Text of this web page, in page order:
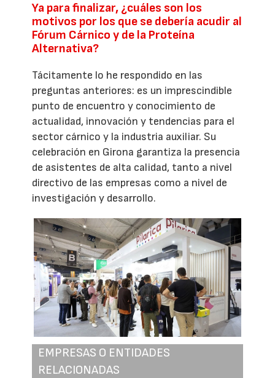
Ya para finalizar, ¿cuáles son los
motivos por los que se debería acudir al
Fórum Cárnico y de la Proteína
Alternativa?
Tácitamente lo he respondido en las
preguntas anteriores: es un imprescindible
punto de encuentro y conocimiento de
actualidad, innovación y tendencias para el
sector cárnico y la industria auxiliar. Su
celebración en Girona garantiza la presencia
de asistentes de alta calidad, tanto a nivel
directivo de las empresas como a nivel de
investigación y desarrollo.
EMPRESAS O ENTIDADES
RELACIONADAS